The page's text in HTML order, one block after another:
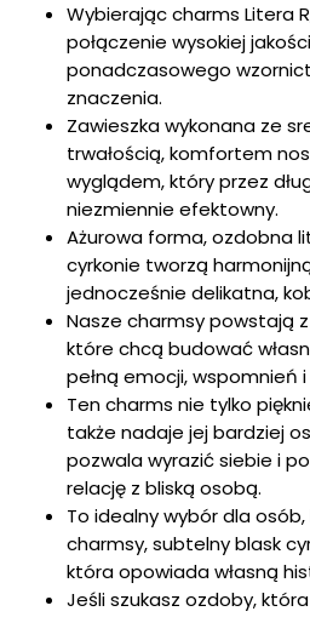
Wybierając charms Litera
połączenie wysokiej
ponadczasowego
znaczenia.
Zawieszka wykonana ze
trwałością, komfortem
wyglądem, który przez
niezmiennie efektowny.
Ażurowa forma, ozdobna
cyrkonie tworzą
jednocześnie delikatna,
Nasze charmsy powstają
które chcą budować
pełną emocji, wspomnień
Ten charms nie tylko
także nadaje jej bardziej
pozwala wyrazić siebie i
relację z bliską osobą.
To idealny wybór dla
charmsy, subtelny blask
która opowiada własną
Jeśli szukasz ozdoby,